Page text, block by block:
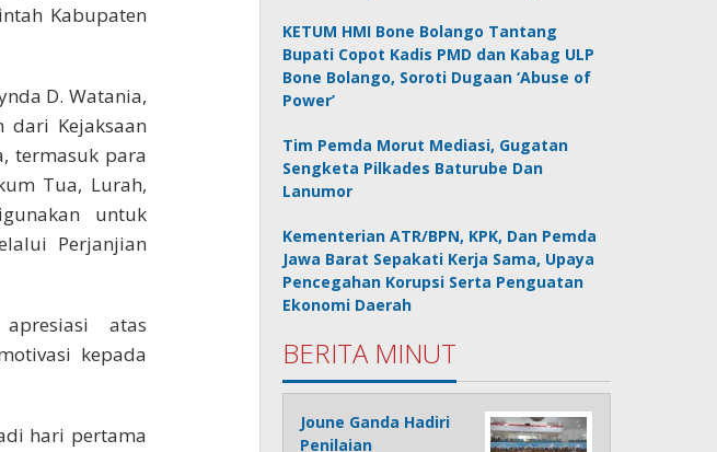
Kabupaten
D. Watania,
dari Kejaksaan
termasuk para
Tua, Lurah,
untuk
Perjanjian
atas
kepada
hari pertama
KETUM HMI Bone Bolango Tantang
Bupati Copot Kadis PMD dan Kabag ULP
Bone Bolango, Soroti Dugaan ‘Abuse of
Power’
Tim Pemda Morut Mediasi, Gugatan
Sengketa Pilkades Baturube Dan
Lanumor
Kementerian ATR/BPN, KPK, Dan Pemda
Jawa Barat Sepakati Kerja Sama, Upaya
Pencegahan Korupsi Serta Penguatan
Ekonomi Daerah
BERITA MINUT
Joune Ganda Hadiri
Penilaian